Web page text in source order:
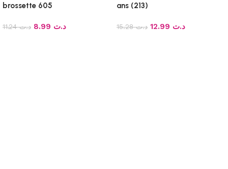
brossette 605
د.ت11.24 د.ت
ans (213)
د.ت15.28 د.ت